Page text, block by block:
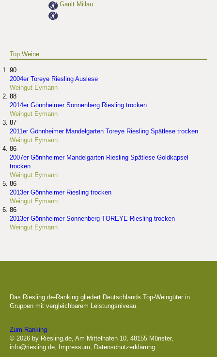
Gault Millau
Top Weine
90
2004er Toreye Riesling Auslese
Weingut Eymann
88
2014er Gönnheimer Sonnenberg Riesling trocken
Weingut Eymann
87
2011er Gönnheimer Mandelgarten Toreye Riesling Spätlese trocken
Weingut Eymann
86
2007er Gönnheimer Mandelgarten Riesling Spätlese Goldkapsel
trocken
Weingut Eymann
86
2013er Gönnheimer Riesling trocken
Weingut Eymann
86
2013er Gönnheimer Sonnenberg TOREYE Riesling trocken
Weingut Eymann
Das Riesling.de-Ranking gliedert Deutschlands Top-Weingüter in
Gruppen mit vergleichbarem Leistungsniveau.
Zum Ranking
© 2026 by Riesling.de, Am Mittelhafen 10, 48155 Münster,
info@riesling.de, Impressum, Datenschutzerklärung